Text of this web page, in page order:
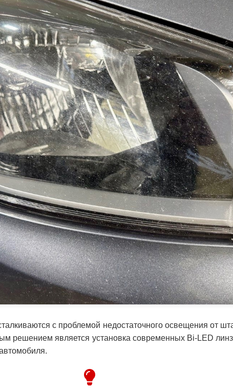
с проблемой недостаточного освещения от
решением является установка современных Bi-LED